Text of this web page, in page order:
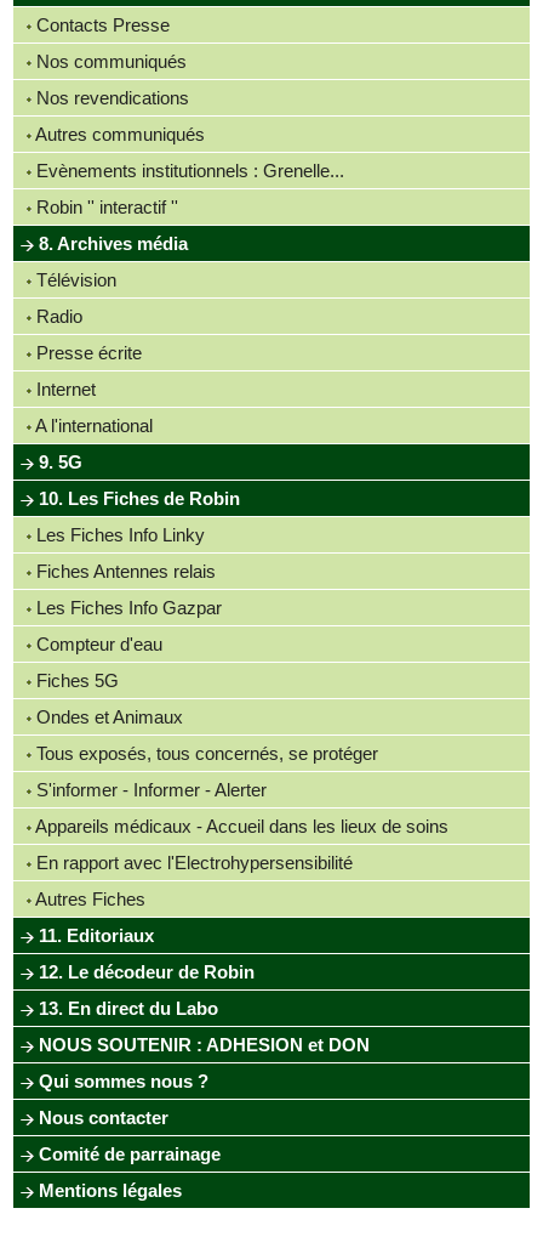
Contacts Presse
Nos communiqués
Nos revendications
Autres communiqués
Evènements institutionnels : Grenelle...
Robin '' interactif ''
8. Archives média
Télévision
Radio
Presse écrite
Internet
A l'international
9. 5G
10. Les Fiches de Robin
Les Fiches Info Linky
Fiches Antennes relais
Les Fiches Info Gazpar
Compteur d'eau
Fiches 5G
Ondes et Animaux
Tous exposés, tous concernés, se protéger
S'informer - Informer - Alerter
Appareils médicaux - Accueil dans les lieux de soins
En rapport avec l'Electrohypersensibilité
Autres Fiches
11. Editoriaux
12. Le décodeur de Robin
13. En direct du Labo
NOUS SOUTENIR : ADHESION et DON
Qui sommes nous ?
Nous contacter
Comité de parrainage
Mentions légales